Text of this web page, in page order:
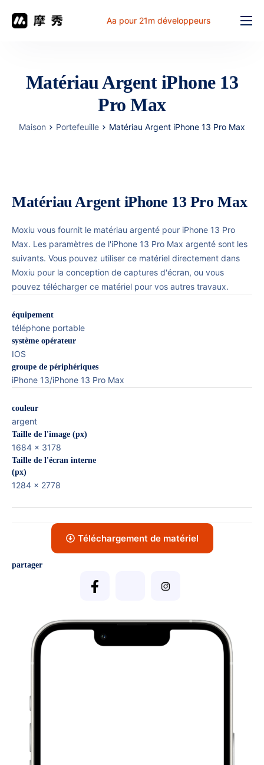
Aa pour 21m développeurs
document
Matériau Argent iPhone 13
Pro Max
Maison Portefeuille Matériau Argent iPhone 13 Pro Max
Matériau Argent iPhone 13 Pro Max
Moxiu vous fournit le matériau argenté pour iPhone 13 Pro
Max. Les paramètres de l'iPhone 13 Pro Max argenté sont les
suivants. Vous pouvez utiliser ce matériel directement dans
Moxiu pour la conception de captures d'écran, ou vous
pouvez télécharger ce matériel pour vos autres travaux.
équipement
téléphone portable
système opérateur
IOS
groupe de périphériques
iPhone 13/iPhone 13 Pro Max
couleur
argent
Taille de l'image (px)
1684 x 3178
Taille de l'écran interne
(px)
1284 x 2778
Téléchargement de matériel
partager